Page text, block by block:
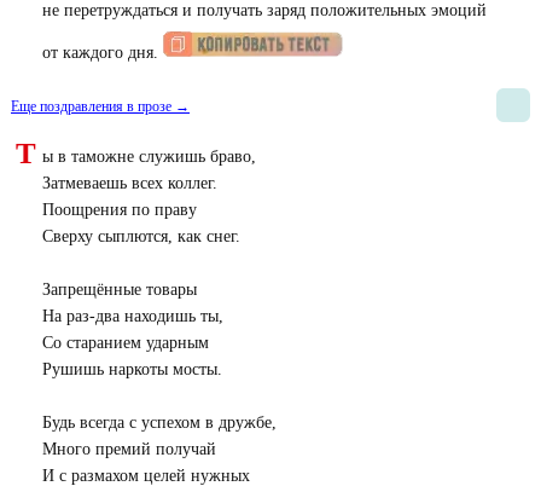
не перетруждаться и получать заряд положительных эмоций
от каждого дня.
Еще поздравления в прозе →
Т ы в таможне служишь браво,
Затмеваешь всех коллег.
Поощрения по праву
Сверху сыплются, как снег.
Запрещённые товары
На раз-два находишь ты,
Со старанием ударным
Рушишь наркоты мосты.
Будь всегда с успехом в дружбе,
Много премий получай
И с размахом целей нужных